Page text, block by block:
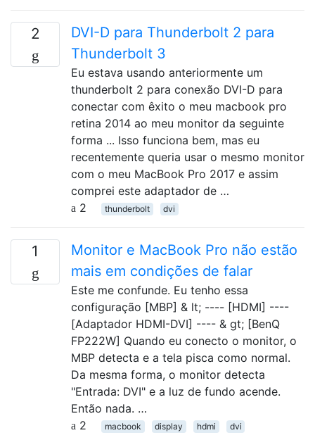
2
DVI-D para Thunderbolt 2 para
Thunderbolt 3
Eu estava usando anteriormente um
thunderbolt 2 para conexão DVI-D para
conectar com êxito o meu macbook pro
retina 2014 ao meu monitor da seguinte
forma ... Isso funciona bem, mas eu
recentemente queria usar o mesmo monitor
com o meu MacBook Pro 2017 e assim
comprei este adaptador de …
2
thunderbolt dvi
1
Monitor e MacBook Pro não estão
mais em condições de falar
Este me confunde. Eu tenho essa
configuração [MBP] & lt; ---- [HDMI] ----
[Adaptador HDMI-DVI] ​​---- & gt; [BenQ
FP222W] Quando eu conecto o monitor, o
MBP detecta e a tela pisca como normal.
Da mesma forma, o monitor detecta
"Entrada: DVI" e a luz de fundo acende.
Então nada. …
2
macbook display hdmi dvi